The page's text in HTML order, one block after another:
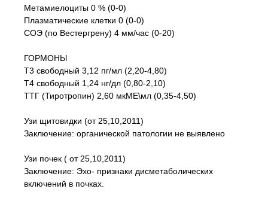
Метамиелоциты 0 % (0-0)
Плазматические клетки 0 (0-0)
СОЭ (по Вестергрену) 4 мм/час (0-20)
ГОРМОНЫ
Т3 свободный 3,12 пг/мл (2,20-4,80)
Т4 свободный 1,24 нг/дл (0,80-2,10)
ТТГ (Тиротропин) 2,60 мкМЕ\мл (0,35-4,50)
Узи щитовидки (от 25,10,2011)
Заключение: органической патологии не выявлено
Узи почек ( от 25,10,2011)
Заключение: Эхо- признаки дисметаболических
включений в почках.